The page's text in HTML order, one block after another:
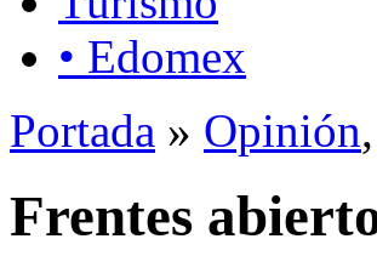
• Edomex
Portada » Opinión,
Frentes